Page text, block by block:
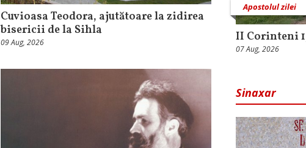
Cuvioasa Teodora, ajutătoare la zidirea
bisericii de la Sihla
09 Aug, 2026
Apostolul zilei
II Corinteni
07 Aug, 2026
Sinaxar